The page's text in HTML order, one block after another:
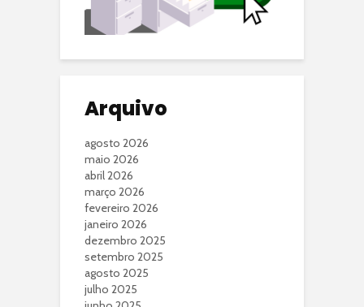
Arquivo
agosto 2026
maio 2026
abril 2026
março 2026
fevereiro 2026
janeiro 2026
dezembro 2025
setembro 2025
agosto 2025
julho 2025